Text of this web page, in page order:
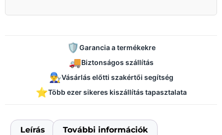
🛡️Garancia a termékekre
🚚Biztonságos szállítás
👨‍🔧Vásárlás előtti szakértői segítség
⭐Több ezer sikeres kiszállítás tapasztalata
Leírás További információk